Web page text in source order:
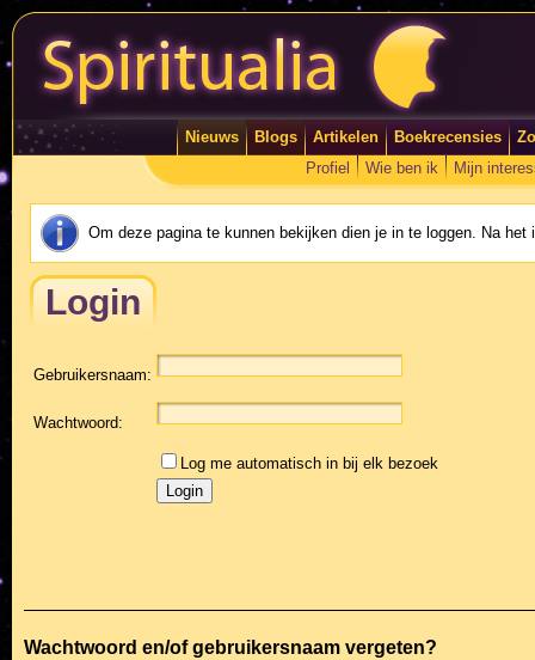
Nieuws Blogs Artikelen Boekrecensies
Profiel
Wie ben ik Mijn
Om deze pagina te kunnen bekijken dien je in te loggen. Na
Login
Gebruikersnaam:
Wachtwoord:
Log me automatisch in bij elk bezoek
Wachtwoord en/of gebruikersnaam vergeten?